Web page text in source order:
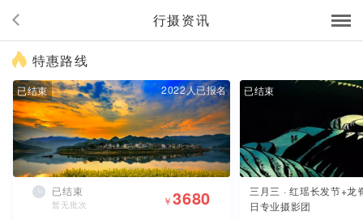
行摄资讯
特惠路线
已结束 2022人已报名
已结束
暂无批次 ￥3680
已结束
三月三 · 红瑶长发节+
日专业摄影团